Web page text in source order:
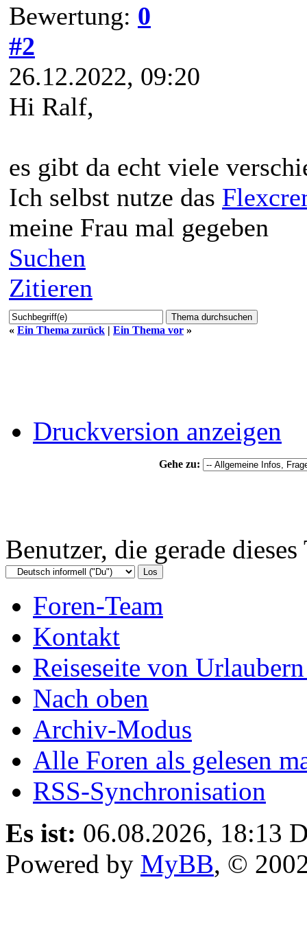
Bewertung: 0
#2
26.12.2022, 09:20
Hi Ralf,
es gibt da echt viele
Ich selbst nutze das
meine Frau mal gegeben
Suchen
Zitieren
« Ein Thema zurück | Ein Thema vor »
Druckversion anzeigen
Gehe zu:
Benutzer, die gerade
Foren-Team
Kontakt
Reiseseite von
Nach oben
Archiv-Modus
Alle Foren als gelesen
RSS-Synchronisation
Es ist: 06.08.2026, 18:13
Powered by MyBB, ©